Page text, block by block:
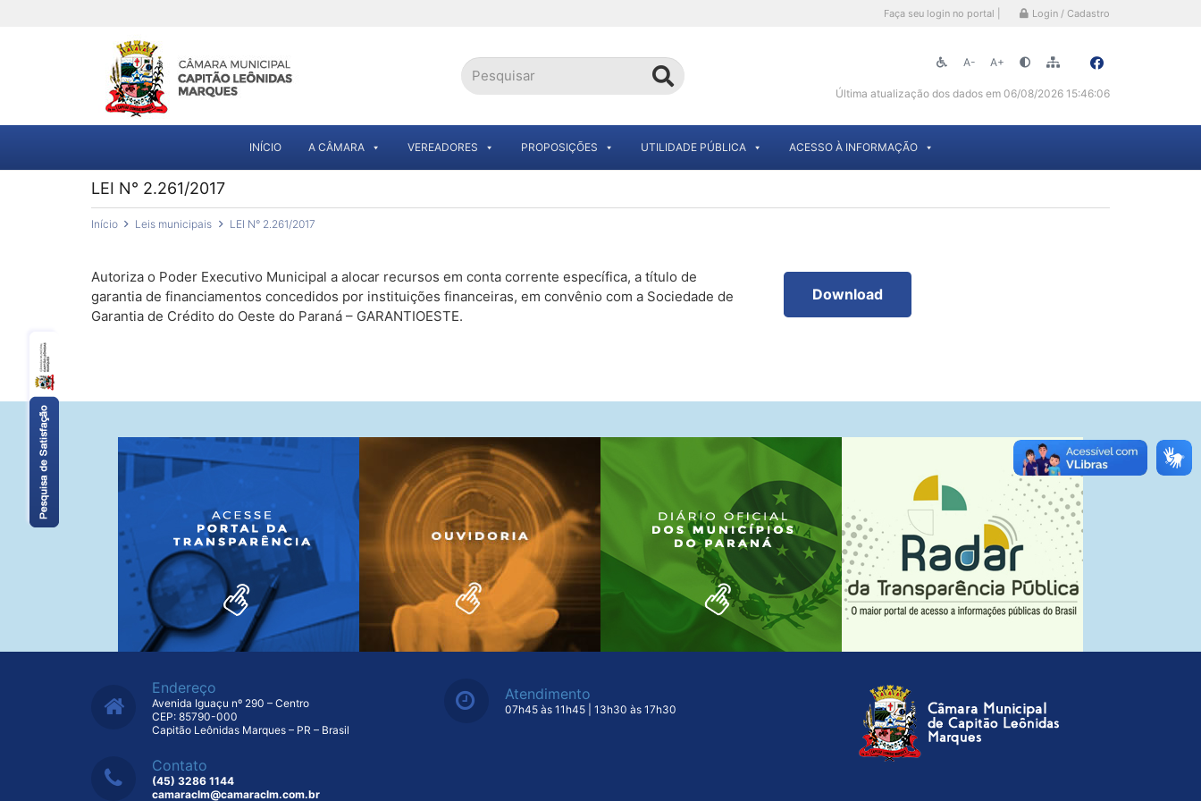
Faça seu login no portal | Login / Cadastro
A- A+
Última atualização dos dados em 06/08/2026 15:46:06
INÍCIO A CÂMARA VEREADORES PROPOSIÇÕES UTILIDADE PÚBLICA ACESSO À INFORMAÇÃO
LEI N° 2.261/2017
Início Leis municipais LEI N° 2.261/2017
Autoriza o Poder Executivo Municipal a alocar recursos em conta corrente específica, a título de
garantia de financiamentos concedidos por instituições financeiras, em convênio com a Sociedade de
Garantia de Crédito do Oeste do Paraná – GARANTIOESTE.
Download
Endereço
Avenida Iguaçu nº 290 – Centro
CEP: 85790-000
Capitão Leônidas Marques – PR – Brasil
Contato
(45) 3286 1144
camaraclm@camaraclm.com.br
Atendimento
07h45 às 11h45 | 13h30 às 17h30